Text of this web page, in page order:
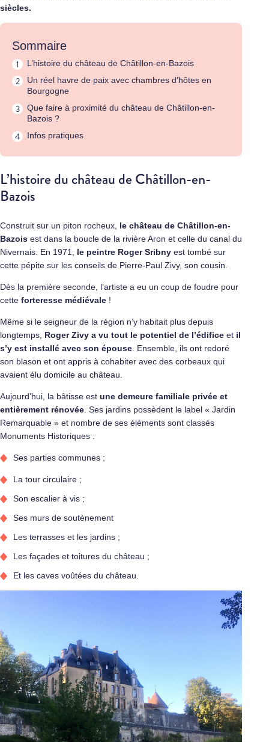
siècles.
Sommaire
L’histoire du château de Châtillon-en-Bazois
Un réel havre de paix avec chambres d’hôtes en
Bourgogne
Que faire à proximité du château de Châtillon-en-
Bazois ?
Infos pratiques
L’histoire du château de Châtillon-en-
Bazois
Construit sur un piton rocheux, le château de Châtillon-en-
Bazois est dans la boucle de la rivière Aron et celle du canal du
Nivernais. En 1971, le peintre Roger Sribny est tombé sur
cette pépite sur les conseils de Pierre-Paul Zivy, son cousin.
Dès la première seconde, l’artiste a eu un coup de foudre pour
cette forteresse médiévale !
Même si le seigneur de la région n’y habitait plus depuis
longtemps, Roger Zivy a vu tout le potentiel de l’édifice et il
s’y est installé avec son épouse . Ensemble, ils ont redoré
son blason et ont appris à cohabiter avec des corbeaux qui
avaient élu domicile au château.
Aujourd’hui, la bâtisse est une demeure familiale privée et
entièrement rénovée . Ses jardins possèdent le label « Jardin
Remarquable » et nombre de ses éléments sont classés
Monuments Historiques :
Ses parties communes ;
La tour circulaire ;
Son escalier à vis ;
Ses murs de soutènement
Les terrasses et les jardins ;
Les façades et toitures du château ;
Et les caves voûtées du château.